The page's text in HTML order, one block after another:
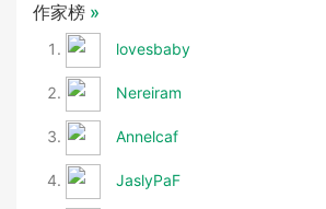
作家榜 »
lovesbaby
Nereiram
Annelcaf
JaslyPaF